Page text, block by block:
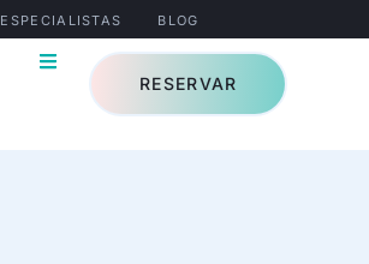
ESPECIALISTAS BLOG
RESERVAR